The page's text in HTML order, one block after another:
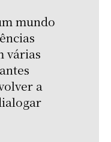
mundo
várias
a